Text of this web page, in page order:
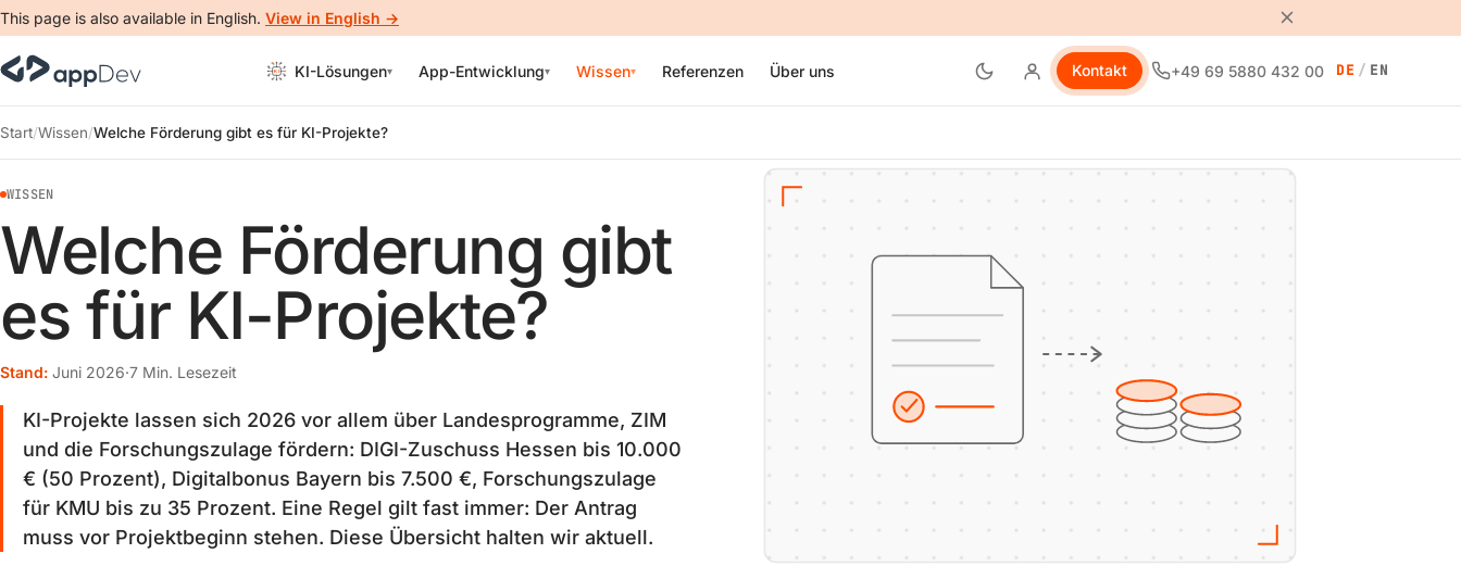
This page is also available in English. View in English →
KI KI-Lösungen▾ App-Entwicklung▾ Wissen▾ Referenzen Über uns Kontakt +49 69 5880 432 00 DE / EN
Start Wissen Welche Förderung gibt es für KI-Projekte?
WISSEN
Welche Förderung gibt
es für KI-Projekte?
Stand: Juni 2026·7 Min. Lesezeit
KI-Projekte lassen sich 2026 vor allem über Landesprogramme, ZIM
und die Forschungszulage fördern: DIGI-Zuschuss Hessen bis 10.000
€ (50 Prozent), Digitalbonus Bayern bis 7.500 €, Forschungszulage
für KMU bis zu 35 Prozent. Eine Regel gilt fast immer: Der Antrag
muss vor Projektbeginn stehen. Diese Übersicht halten wir aktuell.